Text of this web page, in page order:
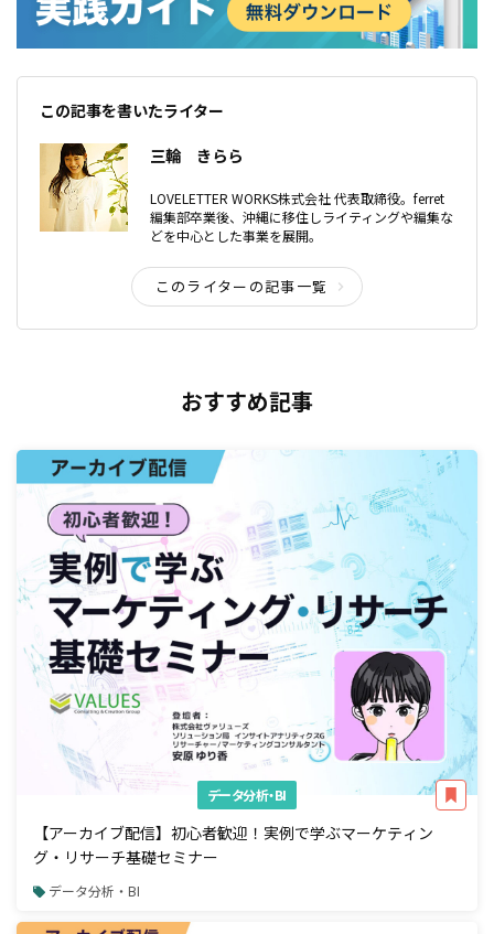
この記事を書いたライター
三輪 きらら
LOVELETTER WORKS株式会社 代表取締役。ferret
編集部卒業後、沖縄に移住しライティングや編集な
どを中心とした事業を展開。
このライターの記事一覧
おすすめ記事
データ分析・BI
【アーカイブ配信】初心者歓迎！実例で学ぶマーケティン
グ・リサーチ基礎セミナー
データ分析・BI